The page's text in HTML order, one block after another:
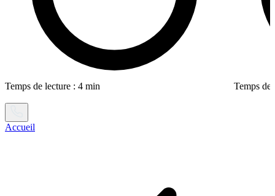
Temps de lecture : 4 min Temps de
Accueil